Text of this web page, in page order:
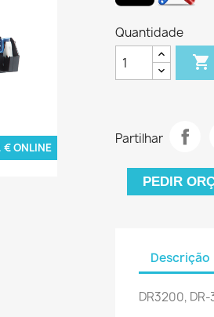
€ ONLINE
Quantidade

Partilhar
PEDIR
Descrição
DR3200,